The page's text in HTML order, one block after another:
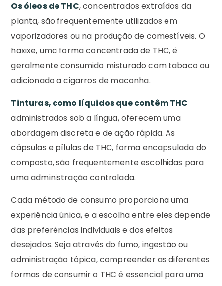
Os óleos de THC, concentrados extraídos da
planta, são frequentemente utilizados em
vaporizadores ou na produção de comestíveis. O
haxixe, uma forma concentrada de THC, é
geralmente consumido misturado com tabaco ou
adicionado a cigarros de maconha.
Tinturas, como líquidos que contêm THC
administrados sob a língua, oferecem uma
abordagem discreta e de ação rápida. As
cápsulas e pílulas de THC, forma encapsulada do
composto, são frequentemente escolhidas para
uma administração controlada.
Cada método de consumo proporciona uma
experiência única, e a escolha entre eles depende
das preferências individuais e dos efeitos
desejados. Seja através do fumo, ingestão ou
administração tópica, compreender as diferentes
formas de consumir o THC é essencial para uma